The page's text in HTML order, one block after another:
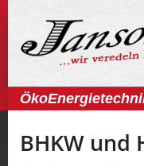
BHKW und